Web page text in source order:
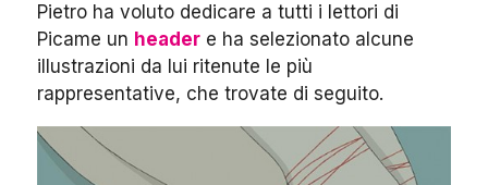
Pietro ha voluto dedicare a tutti i lettori di
Picame un header e ha selezionato alcune
illustrazioni da lui ritenute le più
rappresentative, che trovate di seguito.